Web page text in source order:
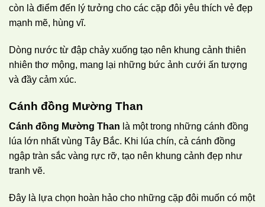
còn là điểm đến lý tưởng cho các cặp đôi yêu thích vẻ đẹp
mạnh mẽ, hùng vĩ.
Dòng nước từ đập chảy xuống tạo nên khung cảnh thiên
nhiên thơ mộng, mang lại những bức ảnh cưới ấn tượng
và đầy cảm xúc.
Cánh đồng Mường Than
Cánh đồng Mường Than là một trong những cánh đồng
lúa lớn nhất vùng Tây Bắc. Khi lúa chín, cả cánh đồng
ngập tràn sắc vàng rực rỡ, tạo nên khung cảnh đẹp như
tranh vẽ.
Đây là lựa chọn hoàn hảo cho những cặp đôi muốn có một